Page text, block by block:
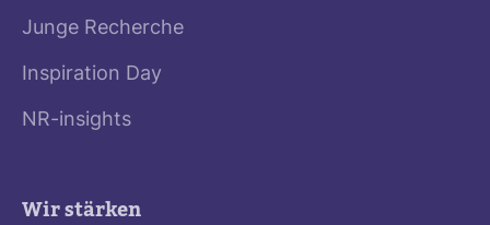
Junge Recherche
Inspiration Day
NR-insights
Wir stärken